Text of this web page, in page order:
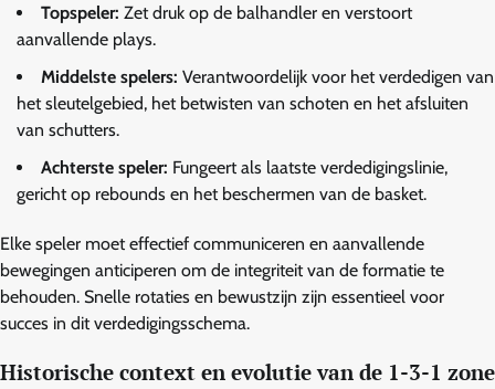
Topspeler: Zet druk op de balhandler en verstoort
aanvallende plays.
Middelste spelers: Verantwoordelijk voor het verdedigen van
het sleutelgebied, het betwisten van schoten en het afsluiten
van schutters.
Achterste speler: Fungeert als laatste verdedigingslinie,
gericht op rebounds en het beschermen van de basket.
Elke speler moet effectief communiceren en aanvallende
bewegingen anticiperen om de integriteit van de formatie te
behouden. Snelle rotaties en bewustzijn zijn essentieel voor
succes in dit verdedigingsschema.
Historische context en evolutie van de 1-3-1 zone